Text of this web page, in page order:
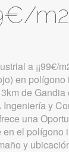
m2
a ¡¡99€/
en polígono
de
y
una
el polígono
y